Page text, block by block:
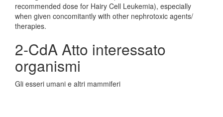
recommended dose for Hairy Cell Leukemia), especially
when given concomitantly with other nephrotoxic agents/
therapies.
2-CdA Atto interessato
organismi
Gli esseri umani e altri mammiferi